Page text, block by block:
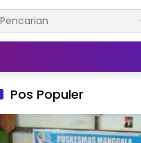
Pos Populer